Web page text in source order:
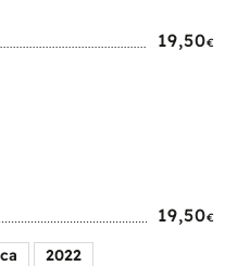
19,50€
19,50€
2022